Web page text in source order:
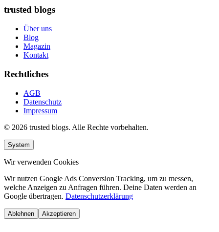
trusted blogs
Über uns
Blog
Magazin
Kontakt
Rechtliches
AGB
Datenschutz
Impressum
© 2026 trusted blogs. Alle Rechte vorbehalten.
System
Wir verwenden Cookies
Wir nutzen Google Ads Conversion Tracking, um zu messen,
welche Anzeigen zu Anfragen führen. Deine Daten werden an
Google übertragen. Datenschutzerklärung
Ablehnen Akzeptieren